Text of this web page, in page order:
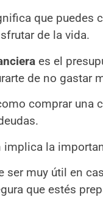
que puedes
de la vida.
es el
de no gastar
comprar una
implica la
ser muy útil en
que estés